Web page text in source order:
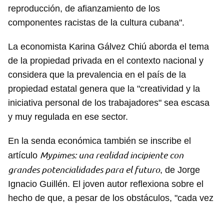
reproducción, de afianzamiento de los
componentes racistas de la cultura cubana".
La economista Karina Gálvez Chiú aborda el tema
de la propiedad privada en el contexto nacional y
considera que la prevalencia en el país de la
propiedad estatal genera que la "creatividad y la
iniciativa personal de los trabajadores" sea escasa
y muy regulada en ese sector.
En la senda económica también se inscribe el
artículo Mypimes: una realidad incipiente con
grandes potencialidades para el futuro, de Jorge
Ignacio Guillén. El joven autor reflexiona sobre el
hecho de que, a pesar de los obstáculos, "cada vez